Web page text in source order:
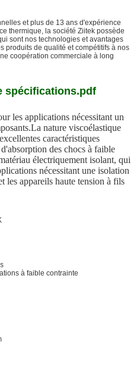
et plus de 13 ans d'expérience
thermique, la société Ziitek possède
sont nos technologies et avantages
produits de qualité et compétitifs à nos
coopération commerciale à long
spécifications.pdf
les applications nécessitant un
nature viscoélastique
caractéristiques
des chocs à faible
électriquement isolant, qui
nécessitant une isolation
les appareils haute tension à fils
à faible contrainte